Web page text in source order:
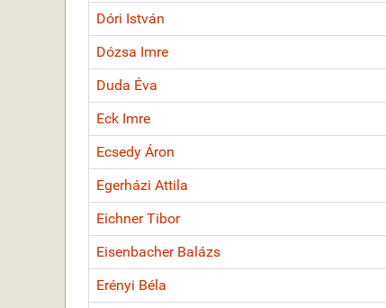
Dóri István
Dózsa Imre
Duda Éva
Eck Imre
Ecsedy Áron
Egerházi Attila
Eichner Tibor
Eisenbacher Balázs
Erényi Béla